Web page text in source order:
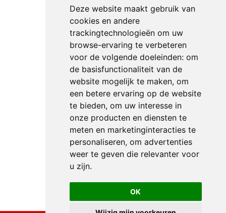
Deze website maakt gebruik van
cookies en andere
trackingtechnologieën om uw
browse-ervaring te verbeteren
voor de volgende doeleinden: om
de basisfunctionaliteit van de
website mogelijk te maken, om
een betere ervaring op de website
te bieden, om uw interesse in
onze producten en diensten te
meten en marketinginteracties te
personaliseren, om advertenties
weer te geven die relevanter voor
u zijn.
OK